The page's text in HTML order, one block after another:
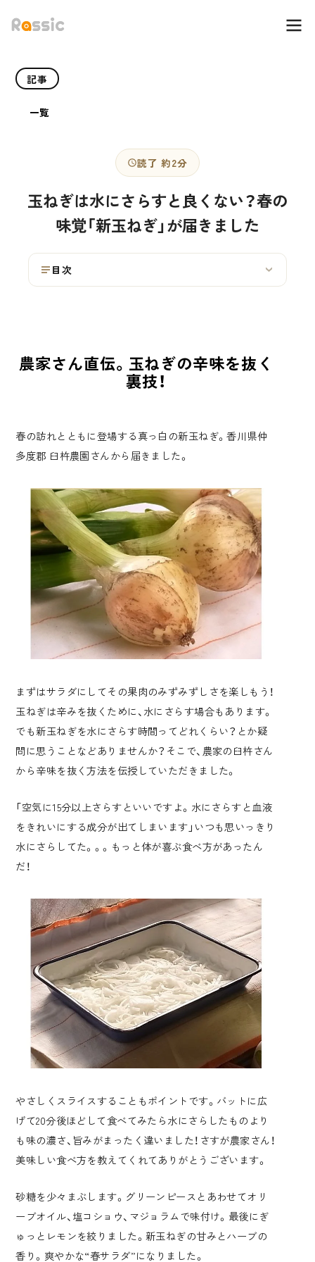
記事
一覧
読了 約2分
玉ねぎは水にさらすと良くない？春の
味覚「新玉ねぎ」が届きました
目次 ›
農家さん直伝。玉ねぎの辛味を抜く
裏技！
春の訪れとともに登場する真っ白の新玉ねぎ。香川県仲
多度郡 臼杵農園さんから届きました。
まずはサラダにしてその果肉のみずみずしさを楽しもう！
玉ねぎは辛みを抜くために、水にさらす場合もあります。
でも新玉ねぎを水にさらす時間ってどれくらい？とか疑
問に思うことなどありませんか？そこで、 農家の臼杵さん
から辛味を抜く方法を伝授していただきました。
「空気に15分以上さらすといいですよ。水にさらすと血液
をきれいにする成分が出てしまいます」いつも思いっきり
水にさらしてた。。。もっと体が喜ぶ食べ方があったん
だ！
やさしくスライスすることもポイントです。バットに広
げて20分後ほどして食べてみたら水にさらしたものより
も味の濃さ、旨みがまったく違いました！さすが農家さん！
美味しい食べ方を教えてくれてありがとうございます。
砂糖を少々まぶします。グリーンピースとあわせてオリ
ーブオイル、塩コショウ、マジョラムで味付け。最後にぎ
ゅっとレモンを絞りました。新玉ねぎの甘みとハーブの
香り。爽やかな“春サラダ”になりました。